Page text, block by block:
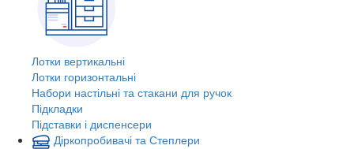
Лотки вертикальні
Лотки горизонтальні
Набори настільні та стакани для ручок
Підкладки
Підставки і диспенсери
Діркопробивачі та Степлери